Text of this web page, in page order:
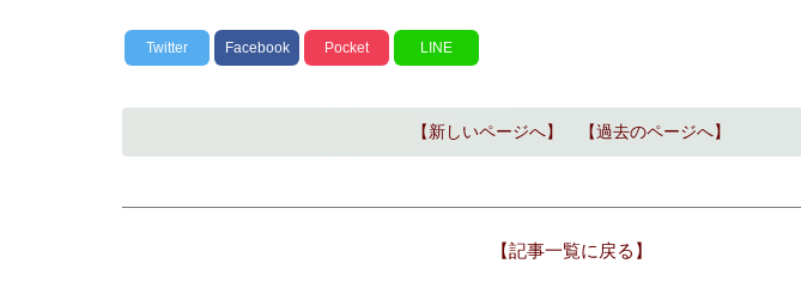
Twitter Facebook Pocket LINE
【新しいページへ】 【過去のページへ】
【記事一覧に戻る】